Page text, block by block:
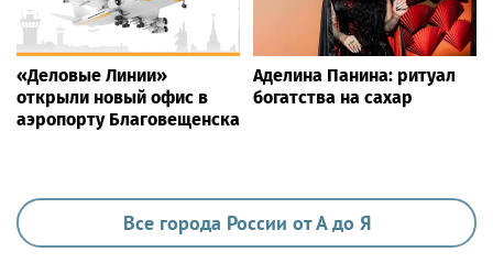
«Деловые Линии»
открыли новый офис в
аэропорту Благовещенска
Аделина Панина: ритуал
богатства на сахар
Все города России от А до Я